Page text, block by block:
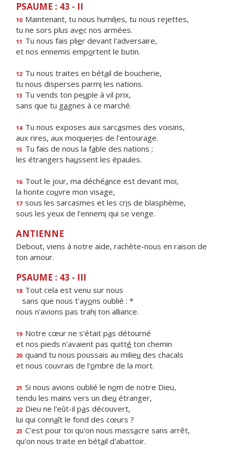
PSAUME : 43 - II
10 Maintenant, tu nous humilies, tu nous rejettes,
tu ne sors plus avec nos armées.
11 Tu nous fais plier devant l'adversaire,
et nos ennemis emportent le butin.
12 Tu nous traites en bétail de boucherie,
tu nous disperses parmi les nations.
13 Tu vends ton peuple à vil prix,
sans que tu gagnes à ce marché.
14 Tu nous exposes aux sarcasmes des voisins,
aux rires, aux moqueries de l'entourage.
15 Tu fais de nous la fable des nations ;
les étrangers haussent les épaules.
16 Tout le jour, ma déchéance est devant moi,
la honte couvre mon visage,
17 sous les sarcasmes et les cris de blasphème,
sous les yeux de l'ennemi qui se venge.
ANTIENNE
Debout, viens à notre aide, rachète-nous en raison de
ton amour.
PSAUME : 43 - III
18 Tout cela est venu sur nous
sans que nous t'ayons oublié : *
nous n'avions pas trahi ton alliance.
19 Notre cœur ne s'était pas détourné
et nos pieds n'avaient pas quitté ton chemin
20 quand tu nous poussais au milieu des chacals
et nous couvrais de l'ombre de la mort.
21 Si nous avions oublié le nom de notre Dieu,
tendu les mains vers un dieu étranger,
22 Dieu ne l'eût-il pas découvert,
lui qui connaît le fond des cœurs ?
23 C'est pour toi qu'on nous massacre sans arrêt,
qu'on nous traite en bétail d'abattoir.